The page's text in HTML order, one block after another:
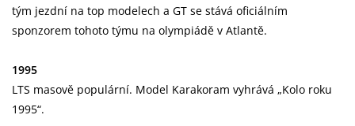
tým jezdní na top modelech a GT se stává oficiálním
sponzorem tohoto týmu na olympiádě v Atlantě.
1995
LTS masově populární. Model Karakoram vyhrává „Kolo roku
1995“.